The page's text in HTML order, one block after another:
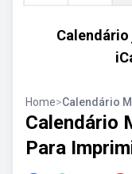
Home>Calendário
Calendário
Para